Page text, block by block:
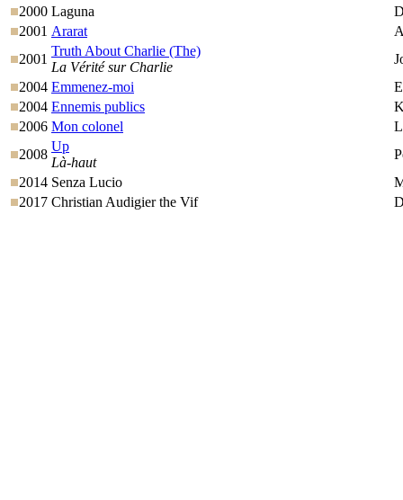
2000 Laguna
2001 Ararat
2001
Truth About Charlie (The)
La Vérité sur Charlie
2004 Emmenez-moi
2004 Ennemis publics
2006 Mon colonel
2008
Up
Là-haut
2014 Senza Lucio
2017 Christian Audigier the Vif